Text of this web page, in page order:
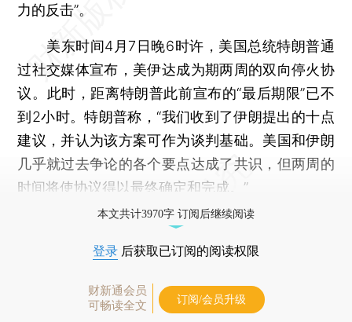
力的反击”。
美东时间4月7日晚6时许，美国总统特朗普通
过社交媒体宣布，美伊达成为期两周的双向停火协
议。此时，距离特朗普此前宣布的“最后期限”已不
到2小时。特朗普称，“我们收到了伊朗提出的十点
建议，并认为该方案可作为谈判基础。美国和伊朗
几乎就过去争论的各个要点达成了共识，但两周的
时间将使协议得以最终确定和完成。”
本文共计3970字 订阅后继续阅读
登录 后获取已订阅的阅读权限
财新通会员
可畅读全文
订阅/会员升级